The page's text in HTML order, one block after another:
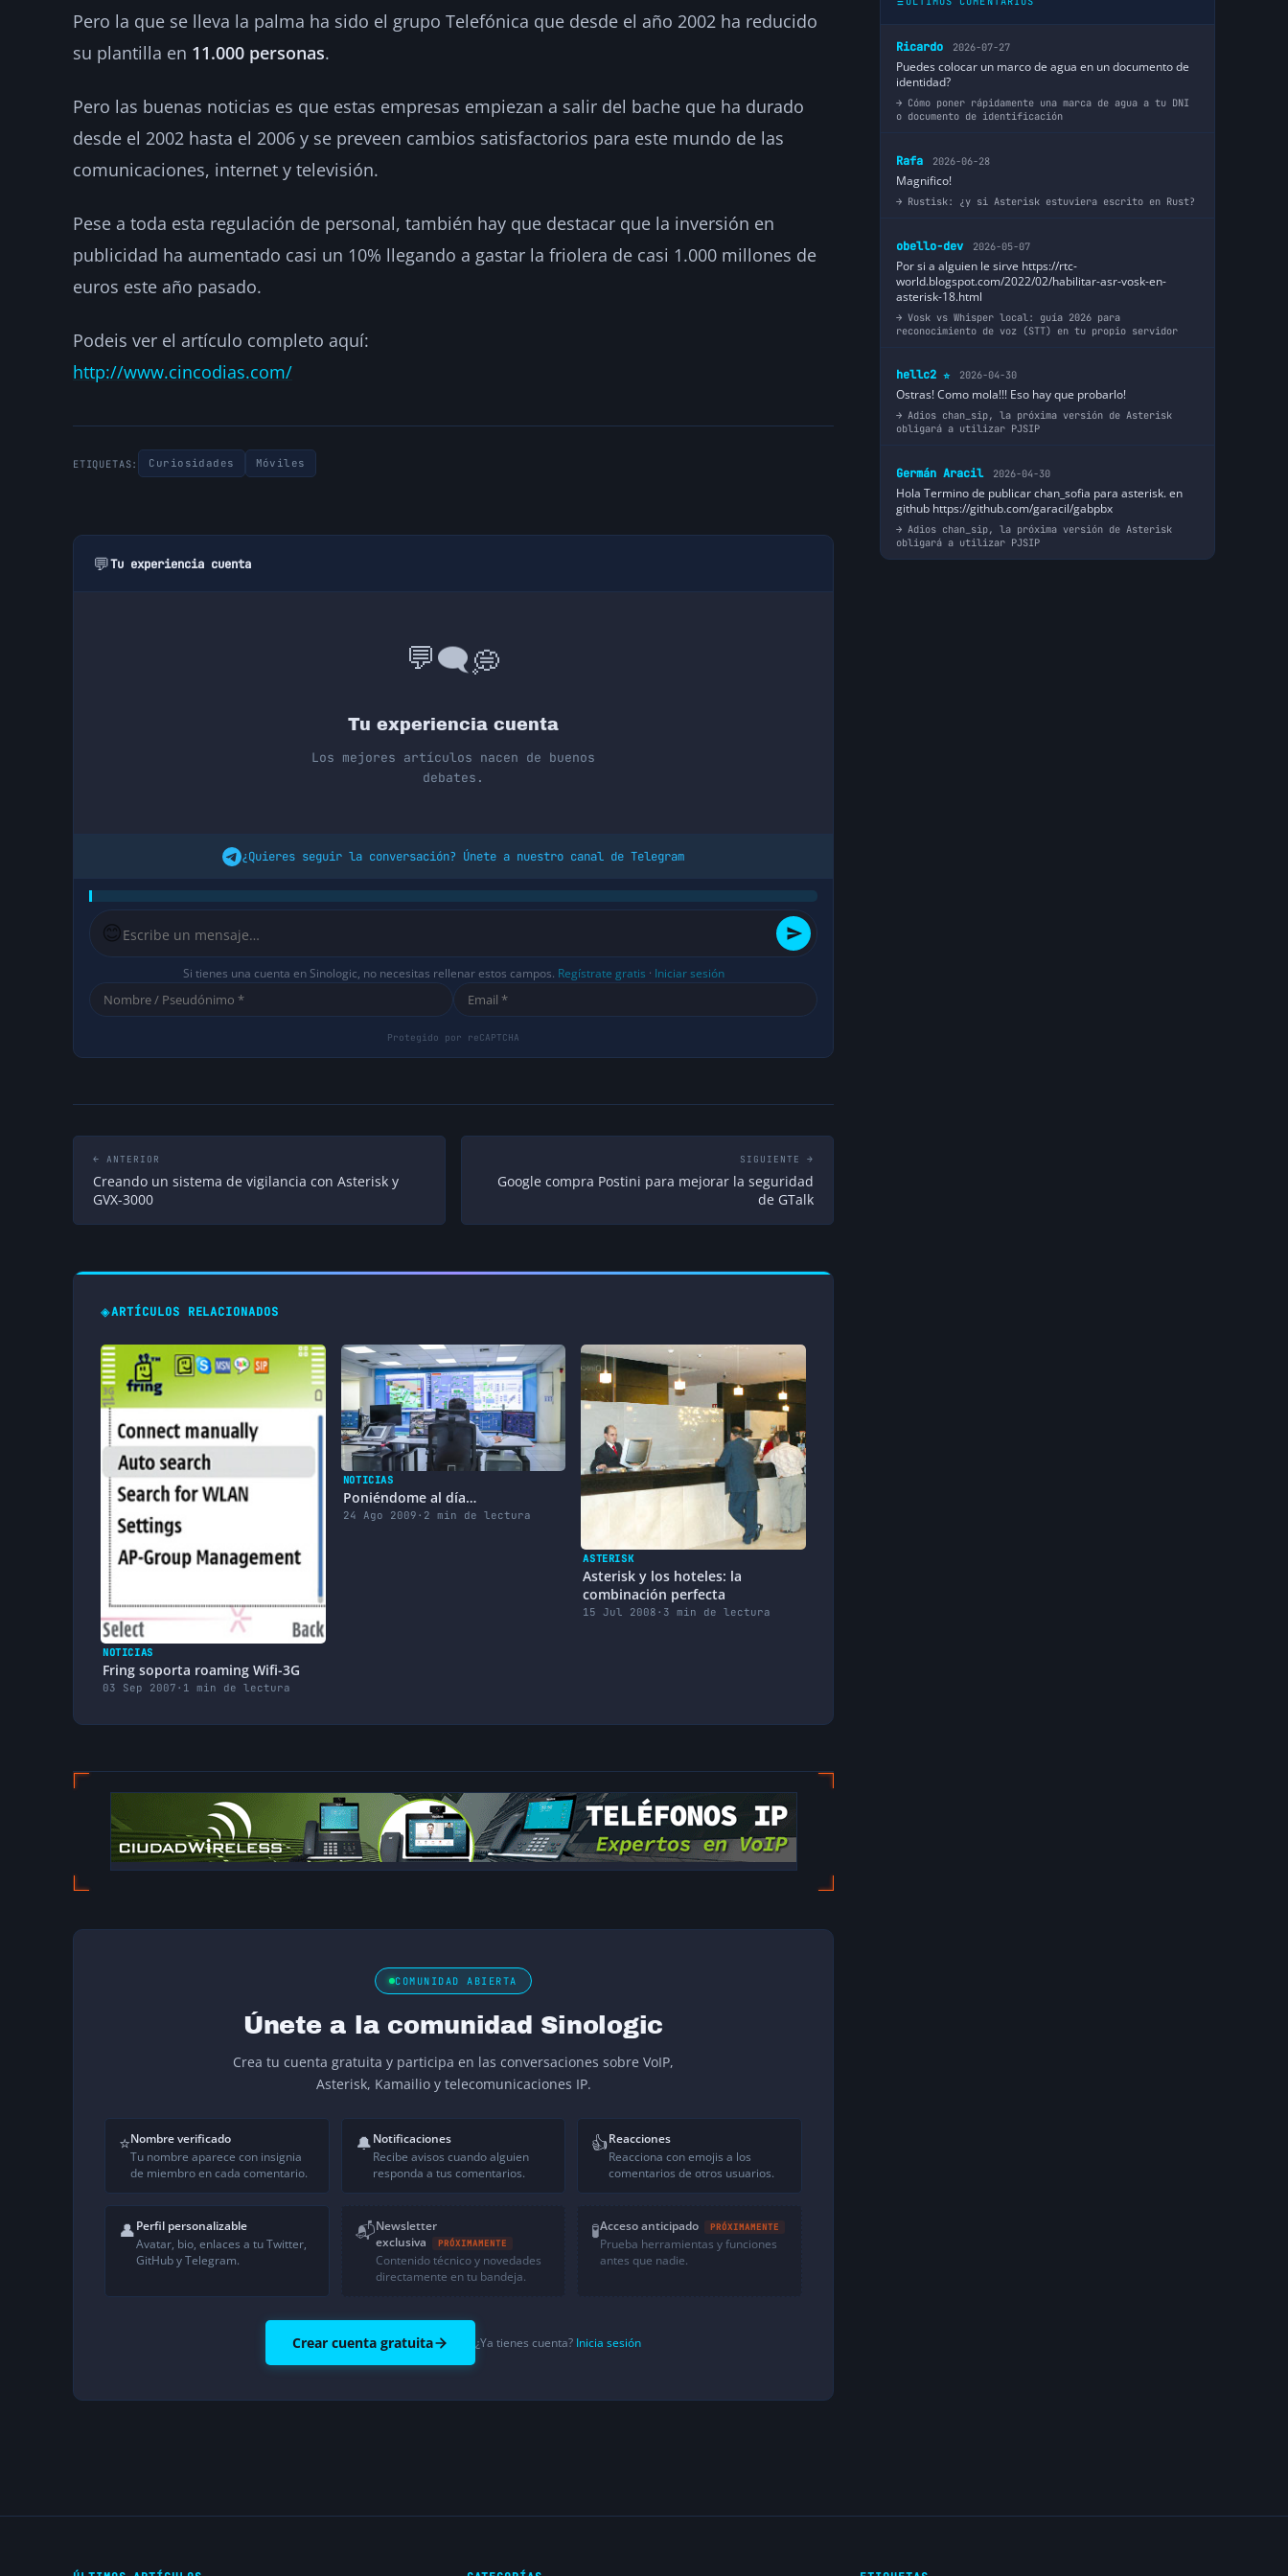
Pero la que se lleva la palma ha sido el grupo Telefónica que desde el año 2002 ha reducido
su plantilla en 11.000 personas.
Pero las buenas noticias es que estas empresas empiezan a salir del bache que ha durado
desde el 2002 hasta el 2006 y se preveen cambios satisfactorios para este mundo de las
comunicaciones, internet y televisión.
Pese a toda esta regulación de personal, también hay que destacar que la inversión en
publicidad ha aumentado casi un 10% llegando a gastar la friolera de casi 1.000 millones de
euros este año pasado.
Podeis ver el artículo completo aquí:
http://www.cincodias.com/
ETIQUETAS: Curiosidades Móviles
💬Tu experiencia cuenta
💬🗨️💭
Tu experiencia cuenta
Los mejores artículos nacen de buenos
debates.
¿Quieres seguir la conversación? Únete a nuestro canal de Telegram
😊
Si tienes una cuenta en Sinologic, no necesitas rellenar estos campos. Regístrate gratis · Iniciar sesión
← ANTERIOR
Creando un sistema de vigilancia con Asterisk y
GVX-3000
SIGUIENTE →
Google compra Postini para mejorar la seguridad
de GTalk
◈ARTÍCULOS RELACIONADOS
NOTICIAS
Fring soporta roaming Wifi-3G
03 Sep 2007 · 1 min de lectura
NOTICIAS
Poniéndome al día…
24 Ago 2009 · 2 min de lectura
ASTERISK
Asterisk y los hoteles: la
combinación perfecta
15 Jul 2008 · 3 min de lectura
COMUNIDAD ABIERTA
Únete a la comunidad Sinologic
Crea tu cuenta gratuita y participa en las conversaciones sobre VoIP,
Asterisk, Kamailio y telecomunicaciones IP.
⭐Nombre verificado
Tu nombre aparece con insignia
de miembro en cada comentario.
🔔Notificaciones
Recibe avisos cuando alguien
responda a tus comentarios.
👍Reacciones
Reacciona con emojis a los
comentarios de otros usuarios.
👤Perfil personalizable
Avatar, bio, enlaces a tu Twitter,
GitHub y Telegram.
📬Newsletter
exclusiva
PRÓXIMAMENTE
Contenido técnico y novedades
directamente en tu bandeja.
🧪Acceso anticipado PRÓXIMAMENTE
Prueba herramientas y funciones
antes que nadie.
Crear cuenta gratuita ¿Ya tienes cuenta? Inicia sesión
Ricardo 2026-07-27
Puedes colocar un marco de agua en un documento de
identidad?
Cómo poner rápidamente una marca de agua a tu DNI
o documento de identificación
Rafa 2026-06-28
Magnifico!
Rustisk: ¿y si Asterisk estuviera escrito en Rust?
obello-dev 2026-05-07
Por si a alguien le sirve https://rtc-
world.blogspot.com/2022/02/habilitar-asr-vosk-en-
asterisk-18.html
Vosk vs Whisper local: guía 2026 para
reconocimiento de voz (STT) en tu propio servidor
hellc2 ⭐ 2026-04-30
Ostras! Como mola!!! Eso hay que probarlo!
Adios chan_sip, la próxima versión de Asterisk
obligará a utilizar PJSIP
Germán Aracil 2026-04-30
Hola Termino de publicar chan_sofia para asterisk. en
github https://github.com/garacil/gabpbx
Adios chan_sip, la próxima versión de Asterisk
obligará a utilizar PJSIP